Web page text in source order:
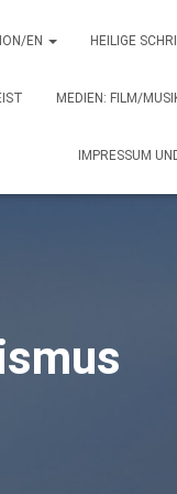
EN HEILIGE
MEDIEN: FILM/
IMPRESSUM